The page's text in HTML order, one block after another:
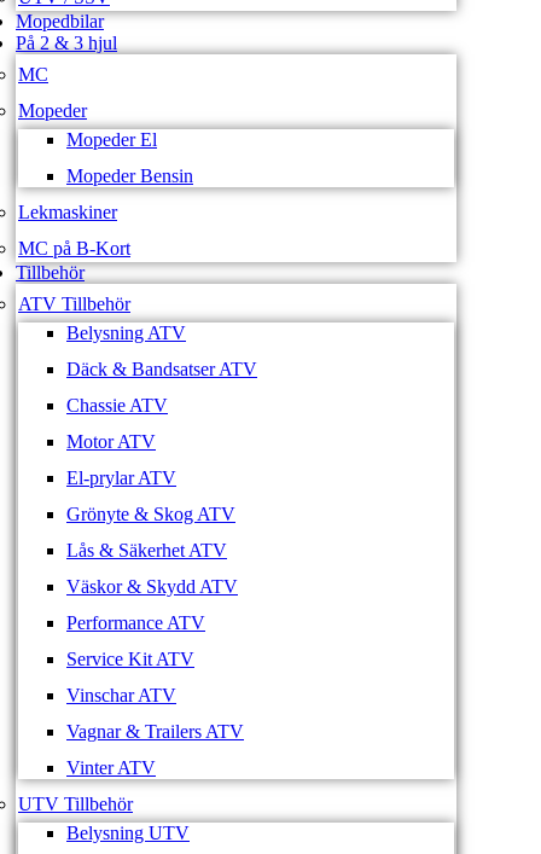
Mopedbilar
På 2 & 3 hjul
MC
Mopeder
Mopeder El
Mopeder Bensin
Lekmaskiner
MC på B-Kort
Tillbehör
ATV Tillbehör
Belysning ATV
Däck & Bandsatser ATV
Chassie ATV
Motor ATV
El-prylar ATV
Grönyte & Skog ATV
Lås & Säkerhet ATV
Väskor & Skydd ATV
Performance ATV
Service Kit ATV
Vinschar ATV
Vagnar & Trailers ATV
Vinter ATV
UTV Tillbehör
Belysning UTV